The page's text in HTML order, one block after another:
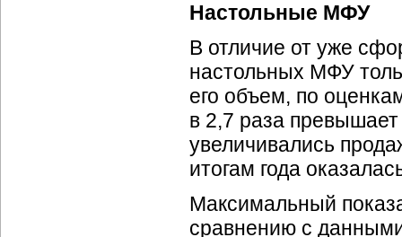
Настольные МФУ
В отличие от уже
настольных МФУ
его объем, по
в 2,7 раза
увеличивались
итогам года
Максимальный
сравнению с